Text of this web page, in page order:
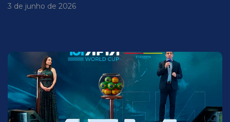
3 de junho de 2026